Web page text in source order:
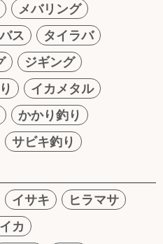
メバリング
ス
タイラバ
ジギング
イカメタル
かかり釣り
サビキ釣り
イサキ
ヒラマサ
カ